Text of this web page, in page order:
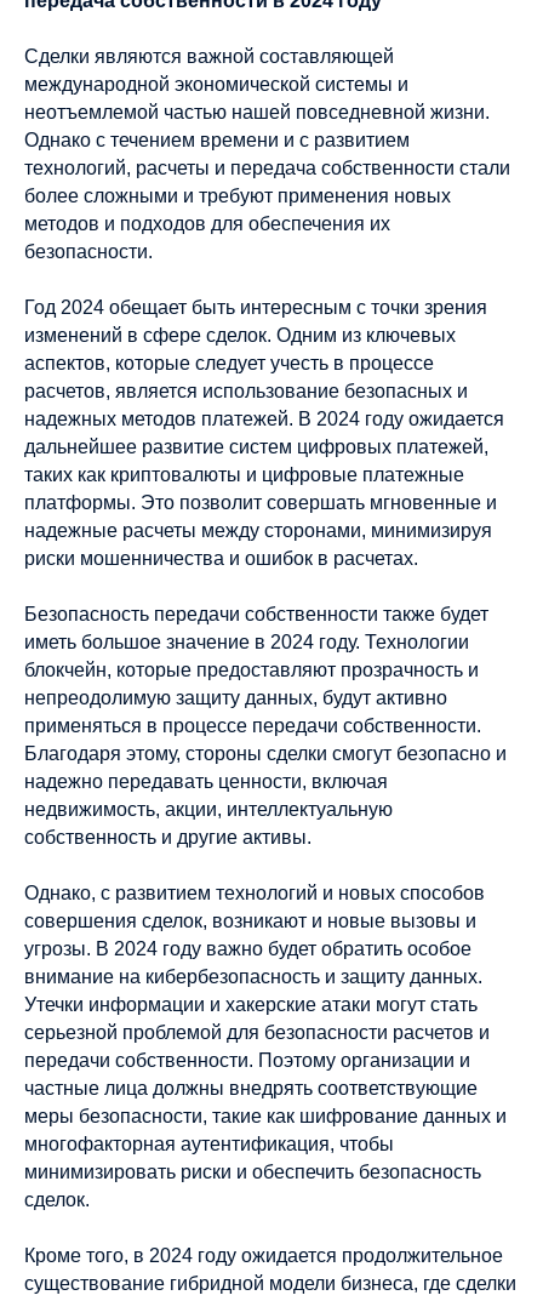
Сделки являются важной составляющей
международной экономической системы и
неотъемлемой частью нашей повседневной жизни.
Однако с течением времени и с развитием
технологий, расчеты и передача собственности стали
более сложными и требуют применения новых
методов и подходов для обеспечения их
безопасности.
Год 2024 обещает быть интересным с точки зрения
изменений в сфере сделок. Одним из ключевых
аспектов, которые следует учесть в процессе
расчетов, является использование безопасных и
надежных методов платежей. В 2024 году ожидается
дальнейшее развитие систем цифровых платежей,
таких как криптовалюты и цифровые платежные
платформы. Это позволит совершать мгновенные и
надежные расчеты между сторонами, минимизируя
риски мошенничества и ошибок в расчетах.
Безопасность передачи собственности также будет
иметь большое значение в 2024 году. Технологии
блокчейн, которые предоставляют прозрачность и
непреодолимую защиту данных, будут активно
применяться в процессе передачи собственности.
Благодаря этому, стороны сделки смогут безопасно и
надежно передавать ценности, включая
недвижимость, акции, интеллектуальную
собственность и другие активы.
Однако, с развитием технологий и новых способов
совершения сделок, возникают и новые вызовы и
угрозы. В 2024 году важно будет обратить особое
внимание на кибербезопасность и защиту данных.
Утечки информации и хакерские атаки могут стать
серьезной проблемой для безопасности расчетов и
передачи собственности. Поэтому организации и
частные лица должны внедрять соответствующие
меры безопасности, такие как шифрование данных и
многофакторная аутентификация, чтобы
минимизировать риски и обеспечить безопасность
сделок.
Кроме того, в 2024 году ожидается продолжительное
существование гибридной модели бизнеса, где сделки